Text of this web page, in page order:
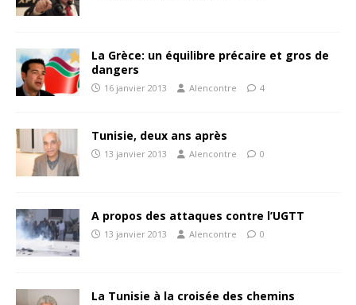
La Grèce: un équilibre précaire et gros de
dangers
16 janvier 2013 Alencontre 4
Tunisie, deux ans après
13 janvier 2013 Alencontre 0
A propos des attaques contre l’UGTT
13 janvier 2013 Alencontre 0
La Tunisie à la croisée des chemins